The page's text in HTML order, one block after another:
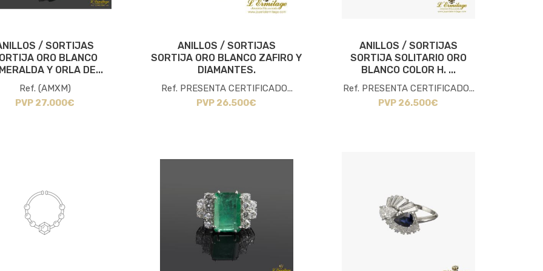
/ SORTIJAS
ORO BLANCO
Y ORLA DE...
Ref. (AMXM)
PVP 27.000€
ANILLOS / SORTIJAS
SORTIJA ORO BLANCO ZAFIRO Y
DIAMANTES.
Ref. PRESENTA CERTIFICADO...
PVP 26.500€
ANILLOS / SORTIJAS
SORTIJA SOLITARIO ORO
BLANCO COLOR H. ...
Ref. PRESENTA CERTIFICADO...
PVP 26.500€